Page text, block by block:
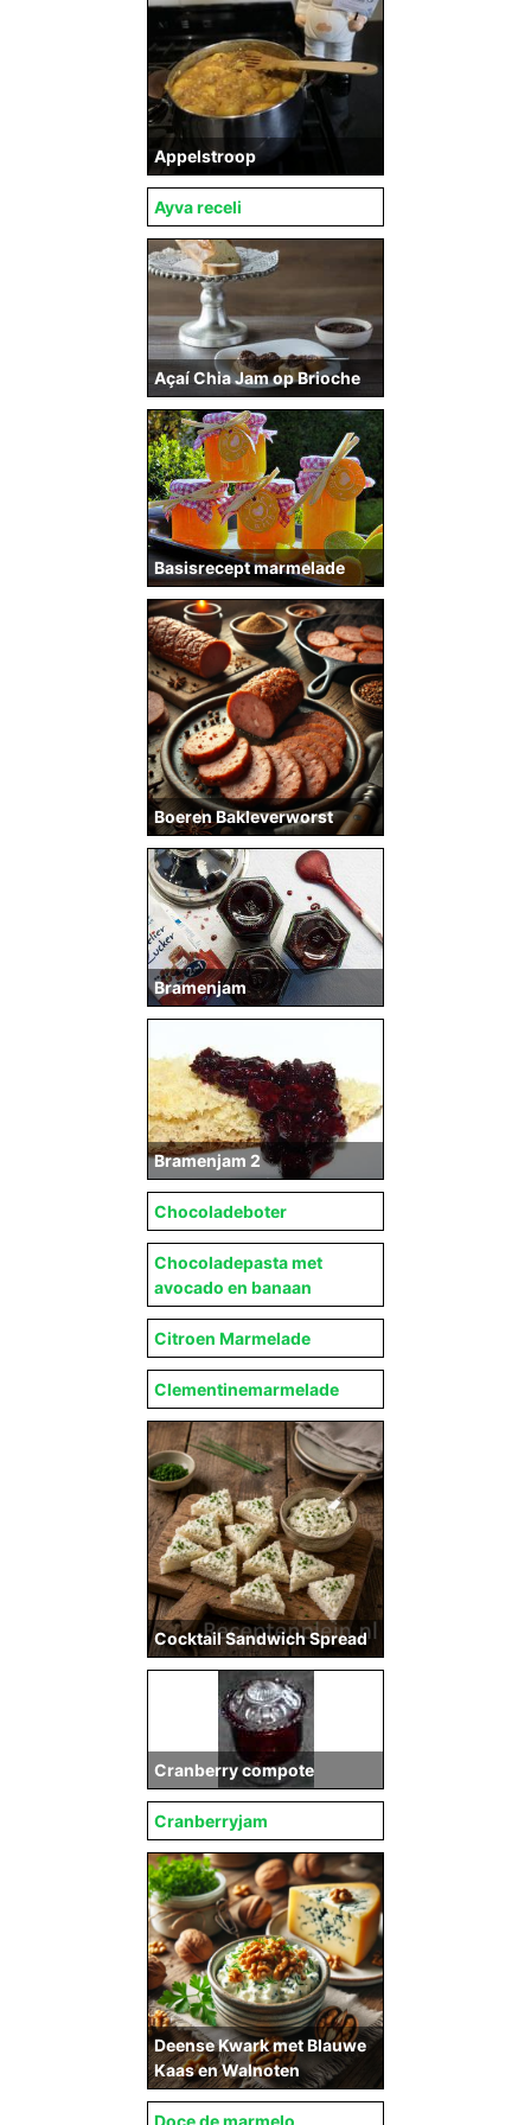
Açaí Chia Jam op Brioche
Appelstroop
Ayva receli
Basisrecept marmelade
Boeren Bakleverworst
Bramenjam
Bramenjam 2
Chocoladeboter
Chocoladepasta met
avocado en banaan
Citroen Marmelade
Clementinemarmelade
Cocktail Sandwich Spread
Cranberry compote
Cranberryjam
Deense Kwark met Blauwe
Kaas en Walnoten
Doce de marmelo